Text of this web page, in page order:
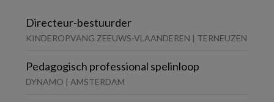
Directeur-bestuurder
KINDEROPVANG ZEEUWS-VLAANDEREN | TERNEUZEN
Pedagogisch professional spelinloop
DYNAMO | AMSTERDAM